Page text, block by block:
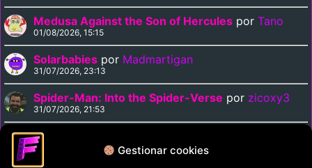
Gestionar cookies
Medusa Against the Son of Hercules por Tano
01/08/2026, 15:15
Solarbabies por Madmartigan
31/07/2026, 23:13
Spider-Man: Into the Spider-Verse por zicoxy3
31/07/2026, 21:53
Arrival
31/07/2026, 21:33